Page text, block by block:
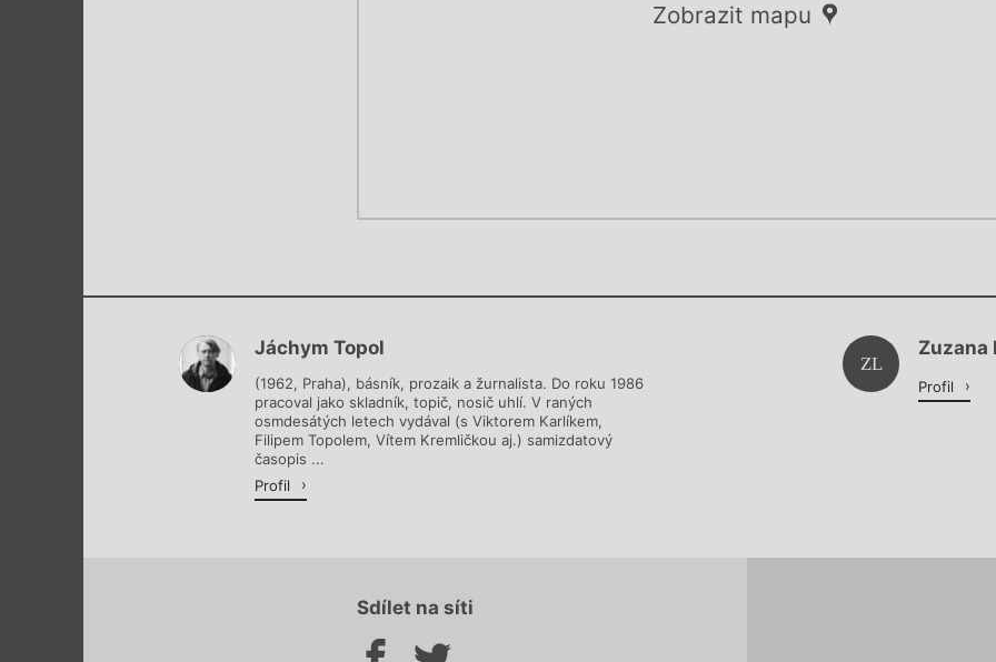
Zobrazit mapu
Chviličku.
Jáchym Topol
(1962, Praha), básník, prozaik a žurnalista. Do roku 1986
pracoval jako skladník, topič, nosič uhlí. V raných
osmdesátých letech vydával (s Viktorem Karlíkem,
Filipem Topolem, Vítem Kremličkou aj.) samizdatový
časopis ...
Profil
ZL
Zuzana
Profil
Sdílet na síti